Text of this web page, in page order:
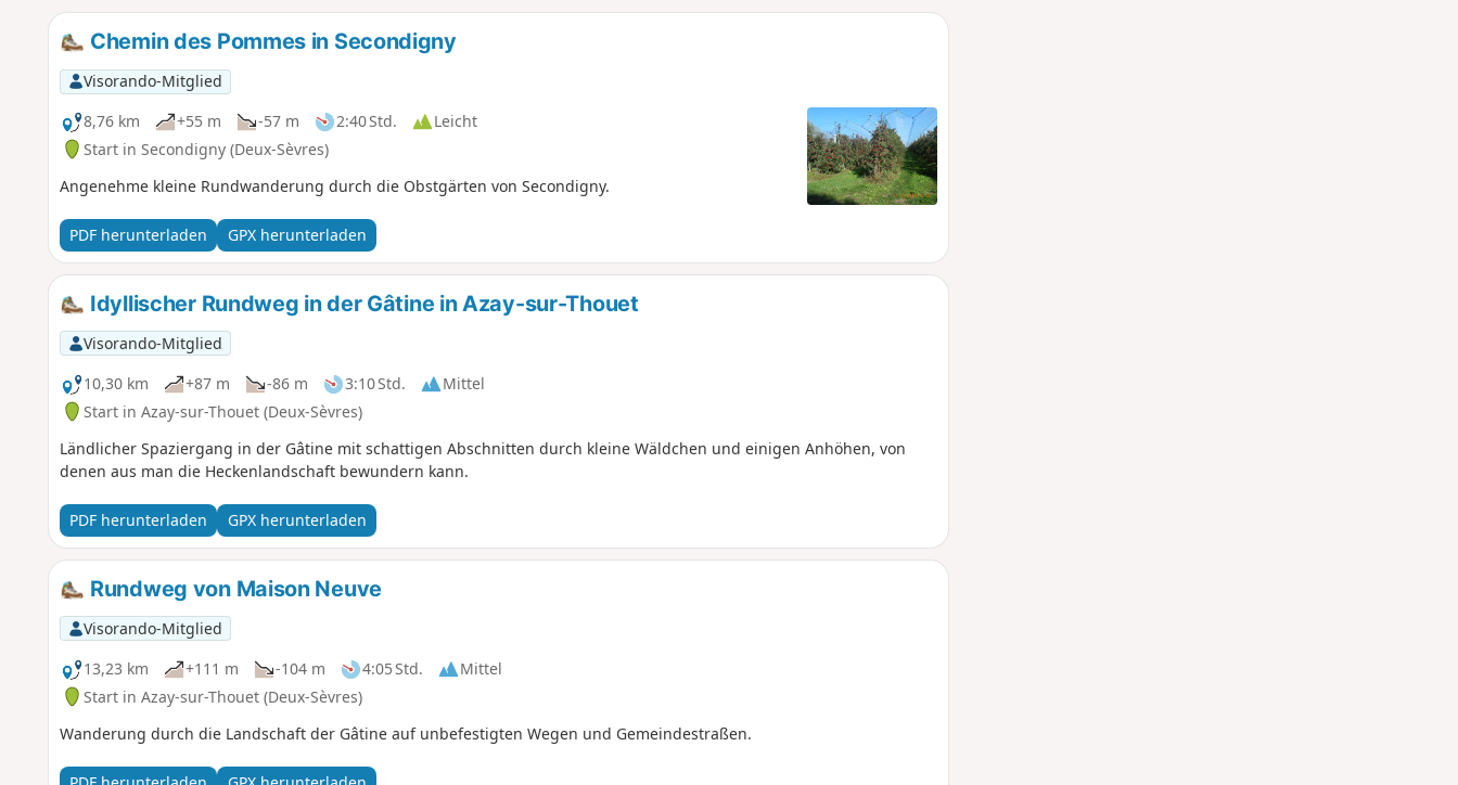
Chemin des Pommes in Secondigny
Visorando-Mitglied
8,76 km
+55 m -57 m 2:40 Std.
Leicht
Start in Secondigny (Deux-Sèvres)
Angenehme kleine Rundwanderung durch die Obstgärten von Secondigny.
PDF herunterladen GPX herunterladen
Idyllischer Rundweg in der Gâtine in Azay-sur-Thouet
Visorando-Mitglied
10,30 km
+87 m -86 m 3:10 Std.
Mittel
Start in Azay-sur-Thouet (Deux-Sèvres)
Ländlicher Spaziergang in der Gâtine mit schattigen Abschnitten durch kleine Wäldchen und einigen Anhöhen, von
denen aus man die Heckenlandschaft bewundern kann.
PDF herunterladen GPX herunterladen
Rundweg von Maison Neuve
Visorando-Mitglied
13,23 km
+111 m -104 m 4:05 Std.
Mittel
Start in Azay-sur-Thouet (Deux-Sèvres)
Wanderung durch die Landschaft der Gâtine auf unbefestigten Wegen und Gemeindestraßen.